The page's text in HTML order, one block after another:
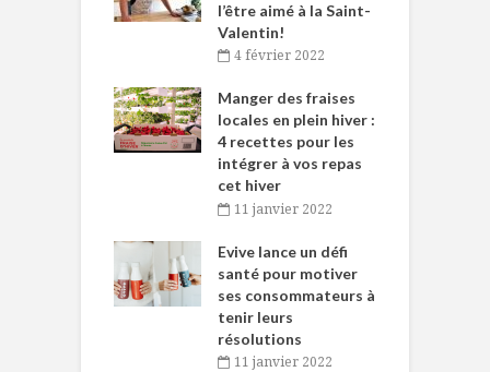
l’être aimé à la Saint-
Valentin!
4 février 2022
Manger des fraises
locales en plein hiver :
4 recettes pour les
intégrer à vos repas
cet hiver
11 janvier 2022
Evive lance un défi
santé pour motiver
ses consommateurs à
tenir leurs
résolutions
11 janvier 2022